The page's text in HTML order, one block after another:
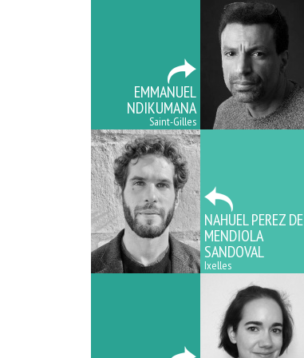
EMMANUEL
NDIKUMANA
Saint-Gilles
NAHUEL PEREZ DE
MENDIOLA
SANDOVAL
Ixelles